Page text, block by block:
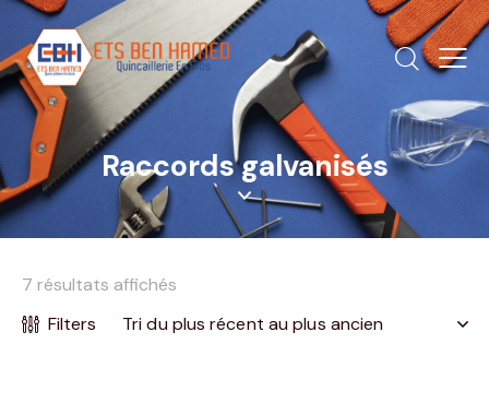
Raccords galvanisés
7 résultats affichés
Filters